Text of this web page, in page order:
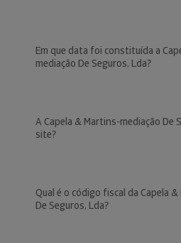
Em que data foi constituída a
mediação De Seguros, Lda?
A Capela & Martins-mediação De
site?
Qual é o código fiscal da Capela
De Seguros, Lda?